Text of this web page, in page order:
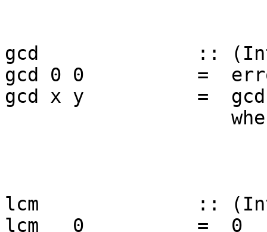
gcd :: (Integral
gcd 0 0 = error
gcd x y = gcd'
where
lcm :: (Integral
lcm _ 0 = 0